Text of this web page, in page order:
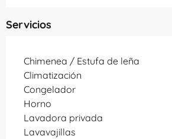
Servicios
Chimenea / Estufa de leña
Climatización
Congelador
Horno
Lavadora privada
Lavavajillas